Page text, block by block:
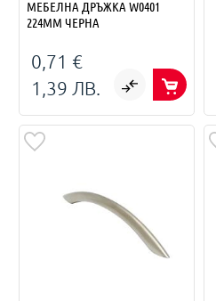
МЕБЕЛНА ДРЪЖКА W0401
224ММ ЧЕРНА
0,71 €
1,39 ЛВ.